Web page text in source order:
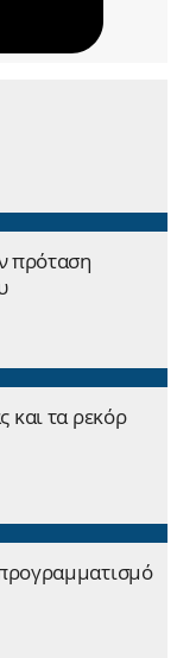
πρόταση
και τα ρεκόρ